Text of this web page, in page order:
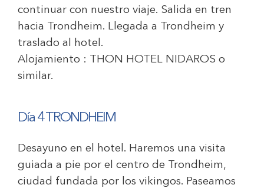
continuar con nuestro viaje. Salida en tren
hacia Trondheim. Llegada a Trondheim y
traslado al hotel.
Alojamiento :
THON HOTEL NIDAROS o
similar.
Día 4 TRONDHEIM
Desayuno en el hotel. Haremos una visita
guiada a pie por el centro de Trondheim,
ciudad fundada por los vikingos. Paseamos